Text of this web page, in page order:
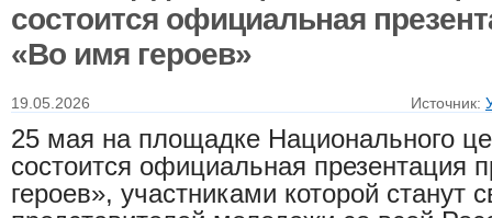
состоится официальная
«Во имя героев»
19.05.2026 Источник:
25 мая на площадке Национального
состоится официальная презентация
героев», участниками которой станут